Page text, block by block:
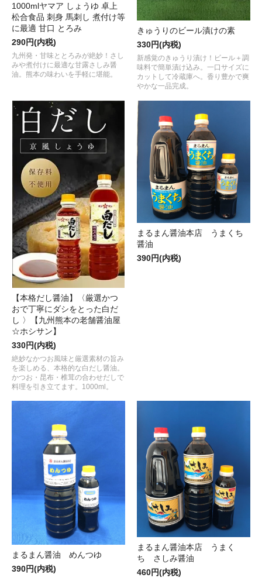
1000mlヤマア しょうゆ 卓上
松合食品 刺身 馬刺し 煮付け等
に最適 甘口 とろみ
290円(内税)
九州発・甘味ととろみが絶妙！さし
みや煮付けに最適な甘露さしみ醤
油。熊本の味わいを手軽に堪能。
きゅうりのビール漬けの素
330円(内税)
新感覚のきゅうり漬け！ビール＋調
味料で簡単漬け込み。一口サイズに
カットして冷蔵庫へ。香り豊かで爽
やかな一品完成。
【本格だし醤油】〈厳選かつ
おで丁寧にダシをとった白だ
し 〉【九州熊本の老舗醤油屋
☆ホシサン】
330円(内税)
絶妙なかつお風味と厳選素材の旨み
を楽しめる、本格的な白だし醤油。
かつお・昆布・椎茸の合わせだしで
料理を引き立てます。1000ml。
まるまん醤油本店 うまくち
醤油
390円(内税)
まるまん醤油 めんつゆ
390円(内税)
まるまん醤油本店 うまく
ち さしみ醤油
460円(内税)